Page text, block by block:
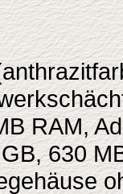
RAM,
630